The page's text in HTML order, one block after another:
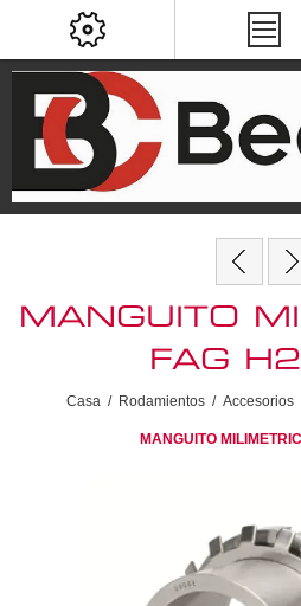
MANGUITO
FAG
Casa / Rodamientos / Accesorios
MANGUITO